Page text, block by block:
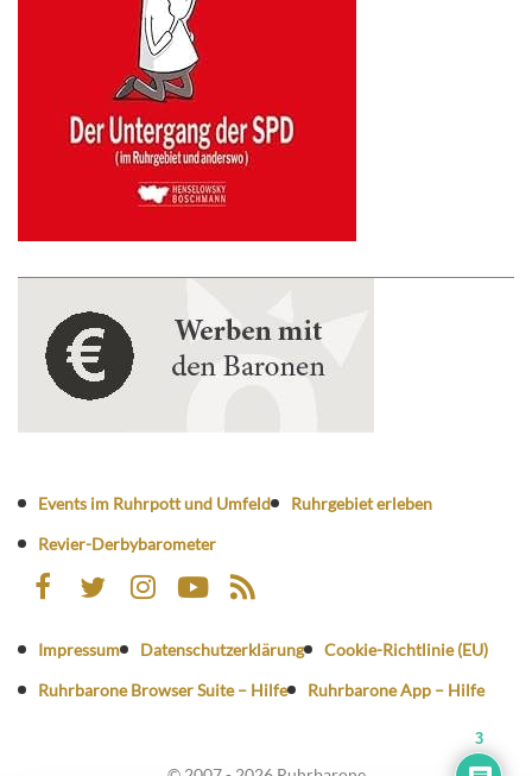
Events im Ruhrpott und Umfeld
Ruhrgebiet erleben
Revier-Derbybarometer
Impressum Datenschutzerklärung
Cookie-Richtlinie (EU)
Ruhrbarone Browser Suite – Hilfe
Ruhrbarone App – Hilfe
3